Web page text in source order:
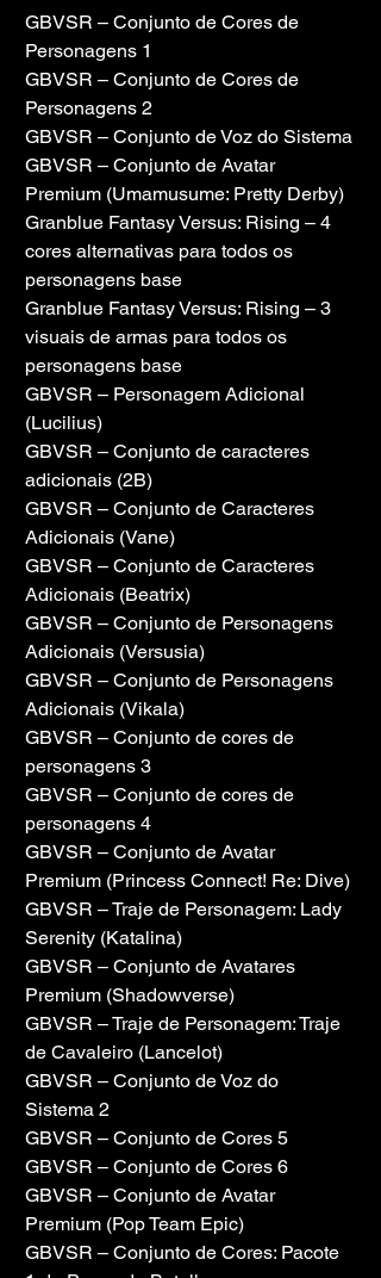
GBVSR – Conjunto de Cores de
Personagens 1
GBVSR – Conjunto de Cores de
Personagens 2
GBVSR – Conjunto de Voz do Sistema
GBVSR – Conjunto de Avatar
Premium (Umamusume: Pretty Derby)
Granblue Fantasy Versus: Rising – 4
cores alternativas para todos os
personagens base
Granblue Fantasy Versus: Rising – 3
visuais de armas para todos os
personagens base
GBVSR – Personagem Adicional
(Lucilius)
GBVSR – Conjunto de caracteres
adicionais (2B)
GBVSR – Conjunto de Caracteres
Adicionais (Vane)
GBVSR – Conjunto de Caracteres
Adicionais (Beatrix)
GBVSR – Conjunto de Personagens
Adicionais (Versusia)
GBVSR – Conjunto de Personagens
Adicionais (Vikala)
GBVSR – Conjunto de cores de
personagens 3
GBVSR – Conjunto de cores de
personagens 4
GBVSR – Conjunto de Avatar
Premium (Princess Connect! Re: Dive)
GBVSR – Traje de Personagem: Lady
Serenity (Katalina)
GBVSR – Conjunto de Avatares
Premium (Shadowverse)
GBVSR – Traje de Personagem: Traje
de Cavaleiro (Lancelot)
GBVSR – Conjunto de Voz do
Sistema 2
GBVSR – Conjunto de Cores 5
GBVSR – Conjunto de Cores 6
GBVSR – Conjunto de Avatar
Premium (Pop Team Epic)
GBVSR – Conjunto de Cores: Pacote